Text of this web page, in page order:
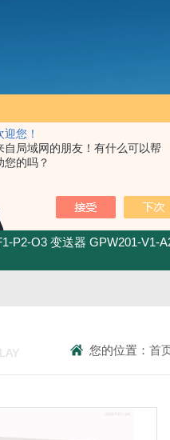
迎您！
自局域网的朋友！有什么可以帮
您的吗？
P2-O3 变送器 GPW201-V1-A2-F1-P2-O3 变
您的位置：首